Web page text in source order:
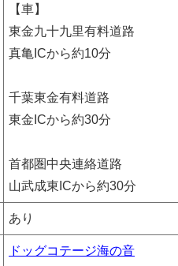
【車】
東金九十九里有料道路
真亀ICから約10分
千葉東金有料道路
東金ICから約30分
首都圏中央連絡道路
山武成東ICから約30分
あり
ドッグコテージ海の音